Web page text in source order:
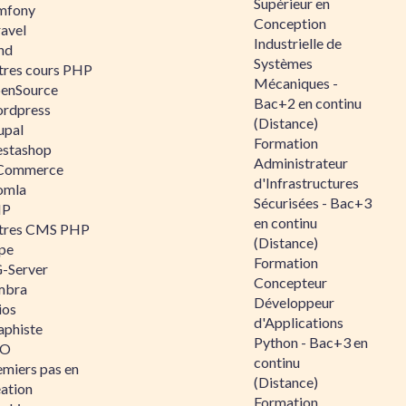
cours PHP
CMS PHP
Server
pas en
Conception
Industrielle de
Systèmes
Mécaniques -
Bac+2 en continu
(Distance)
Formation
Administrateur
d'Infrastructures
Sécurisées - Bac+3
en continu
(Distance)
Formation
Concepteur
Développeur
d'Applications
Python - Bac+3 en
continu
(Distance)
Formation